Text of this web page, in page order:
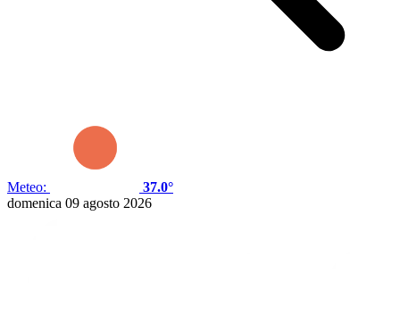
Meteo:
37.0°
domenica 09 agosto 2026